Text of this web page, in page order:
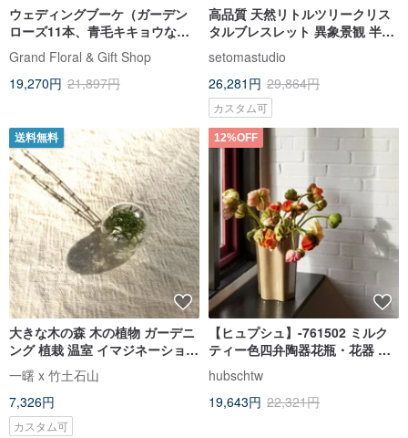
ウェディングブーケ（ガーデン
ローズ11本、青毛キキョウな
ど） GF00191
Grand Floral & Gift Shop
19,270円 21,897円
高品質 天然リトルツリークリス
タルブレスレット 異象景観 半盆
の金運アップツリー ロードクロ
サイトブレスレット 12.5mm
setomastudio
26,281円 29,864円
カスタム可
送料無料
大きな木の森 木の植物 ガーデニ
ング 植栽 温室 イマジネーション
秘密の領域 装飾 ネックレス/ガラ
スの木
一曙 x 竹土石山
7,326円
カスタム可
12%OFF
【ヒュプシュ】-761502 ミルク
ティー色四弁陶器花瓶・花器 中
国のバレンタインギフト
hubschtw
19,643円 22,321円